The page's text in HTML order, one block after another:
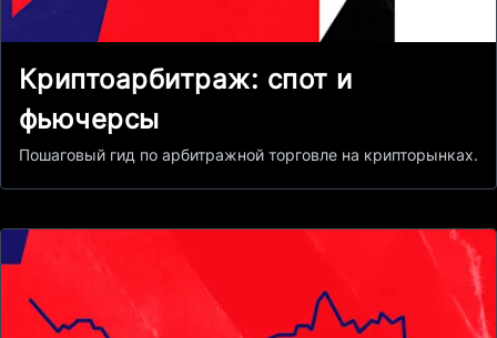
Криптоарбитраж: спот и
фьючерсы
Пошаговый гид по арбитражной торговле на крипторынках.